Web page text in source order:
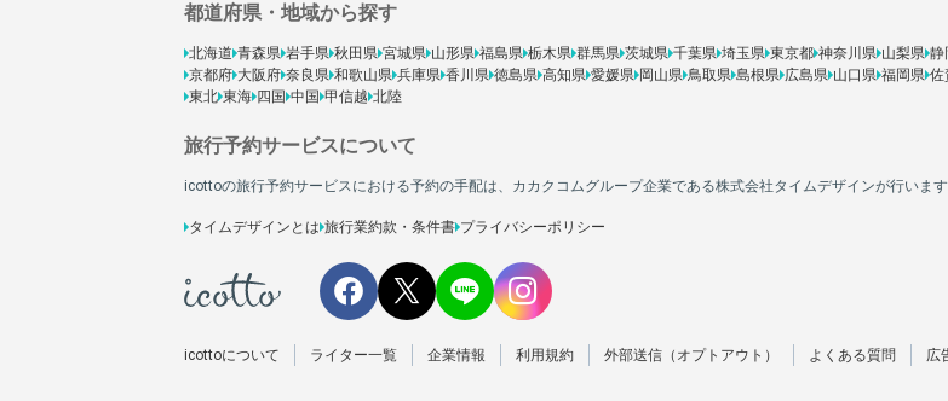
都道府県・地域から探す
北海道 青森県 岩手県 秋田県 宮城県 山形県 福島県 栃木県 群馬県 茨城県 千葉県 埼玉県 東京都 神奈川県 山梨県 静
京都府 大阪府 奈良県 和歌山県 兵庫県 香川県 徳島県 高知県 愛媛県 岡山県 鳥取県 島根県 広島県 山口県 福岡県 佐
東北 東海 四国 中国 甲信越 北陸
旅行予約サービスについて
icottoの旅行予約サービスにおける予約の手配は、カカクコムグループ企業である株式会社タイムデザインが行います
タイムデザインとは 旅行業約款・条件書 プライバシーポリシー
icottoについて ライター一覧 企業情報 利用規約 外部送信（オプトアウト） よくある質問 広